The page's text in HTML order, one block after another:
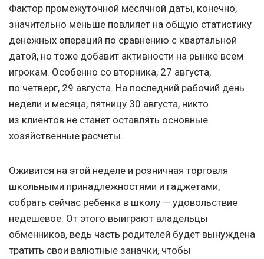
Фактор промежуточной месячной даты, конечно,
значительно меньше повлияет на общую статистику
денежных операций по сравнению с квартальной
датой, но тоже добавит активности на рынке всем
игрокам. Особенно со вторника, 27 августа,
по четверг, 29 августа. На последний рабочий день
недели и месяца, пятницу 30 августа, никто
из клиентов не станет оставлять основные
хозяйственные расчеты.
Оживится на этой неделе и розничная торговля
школьными принадлежностями и гаджетами,
собрать сейчас ребенка в школу — удовольствие
недешевое. От этого выиграют владельцы
обменников, ведь часть родителей будет вынуждена
тратить свои валютные заначки, чтобы